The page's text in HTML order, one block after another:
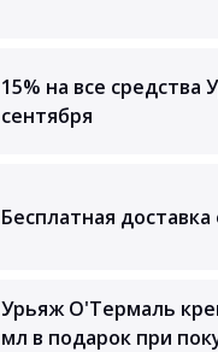
15% на все средства
сентября
Бесплатная
Урьяж О'Термаль
мл в подарок при